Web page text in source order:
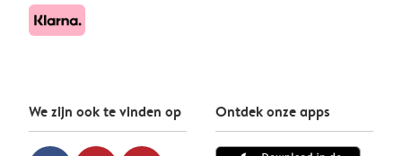
We zijn ook te vinden op Ontdek onze apps